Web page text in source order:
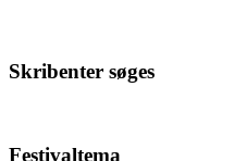
Skribenter søges
Festivaltema